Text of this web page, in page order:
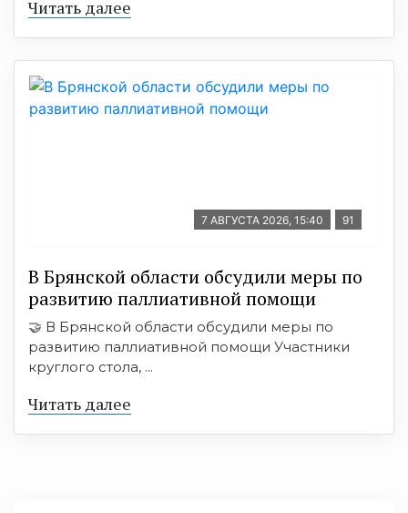
Читать далее
7 АВГУСТА 2026, 15:40 91
В Брянской области обсудили меры по
развитию паллиативной помощи
🤝 В Брянской области обсудили меры по
развитию паллиативной помощи Участники
круглого стола, ...
Читать далее